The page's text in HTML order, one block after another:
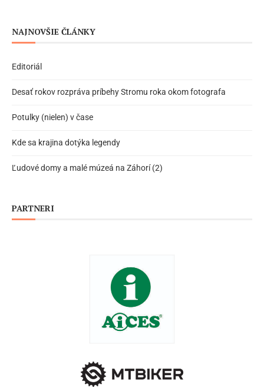
NAJNOVŠIE ČLÁNKY
Editoriál
Desať rokov rozpráva príbehy Stromu roka okom fotografa
Potulky (nielen) v čase
Kde sa krajina dotýka legendy
Ľudové domy a malé múzeá na Záhorí (2)
PARTNERI